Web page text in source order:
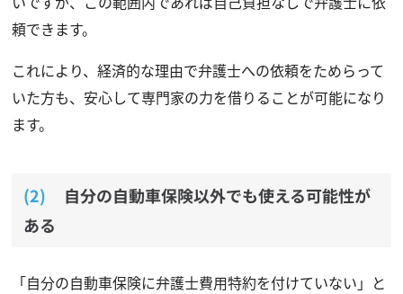
頼できます。
これにより、経済的な理由で弁護士への依頼をためらって
いた方も、安心して専門家の力を借りることが可能になり
ます。
自分の自動車保険以外でも使える可能性が
ある
「自分の自動車保険に弁護士費用特約を付けていない」と